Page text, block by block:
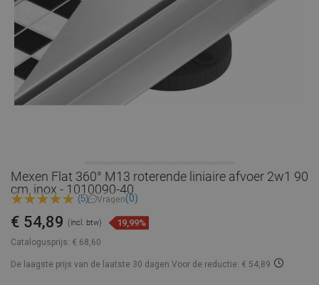
Mexen Flat 360° M13 roterende liniaire afvoer 2w1 90
cm, inox - 1010090-40
(5) Vragen(0)
Catalogusprijs: € 68,60
€ 54,89 (incl. btw) 19,99%
De laagste prijs van de laatste 30 dagen Voor de reductie: € 54,89